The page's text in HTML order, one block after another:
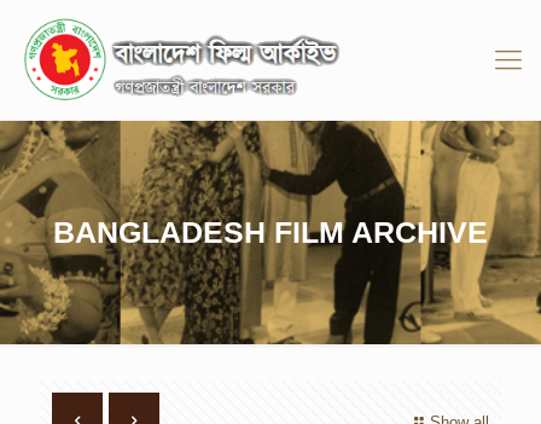
BANGLADESH FILM ARCHIVE